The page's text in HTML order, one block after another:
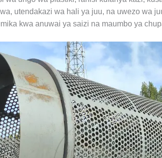
utendakazi wa hali ya juu, na uwezo wa
kwa anuwai ya saizi na maumbo ya